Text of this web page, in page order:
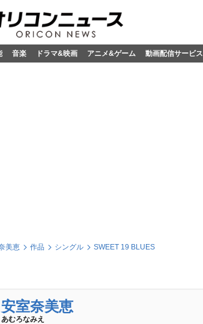
音楽 ドラマ&映画 アニメ&ゲーム 動画配信サービス
美恵 作品 シングル SWEET 19 BLUES
安室奈美恵
あむろなみえ